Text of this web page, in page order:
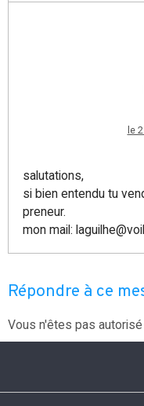
le
salutations,
si bien entendu tu
preneur.
mon mail:
Répondre à ce
Vous n'êtes pas